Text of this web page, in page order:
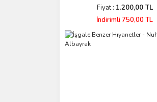
Fiyat : 1.200,00 TL
İndirimli 750,00 TL